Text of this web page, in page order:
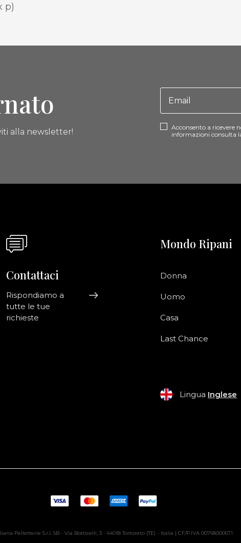
p)
alla newsletter!
Acconsento a ricevere
informazioni consulta
Contattaci
Rispondiamo a
tutte le tue
richieste
Mondo Ripani
Donna
Uomo
Casa
Last Chance
Lingua Inglese
Pelletterie S.r.l. SB - Via Botticelli, 3 - 64018 Tortoreto (TE) - Italia | CF/P.IVA 00768000671